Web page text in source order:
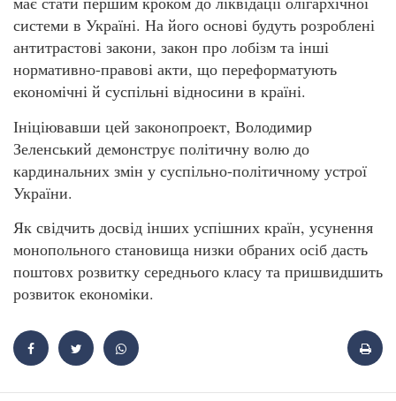
системи в Україні. На його основі будуть розроблені
антитрастові закони, закон про лобізм та інші
нормативно-правові акти, що переформатують
економічні й суспільні відносини в країні.
Ініціювавши цей законопроект, Володимир
Зеленський демонструє політичну волю до
кардинальних змін у суспільно-політичному устрої
України.
Як свідчить досвід інших успішних країн, усунення
монопольного становища низки обраних осіб дасть
поштовх розвитку середнього класу та пришвидшить
розвиток економіки.